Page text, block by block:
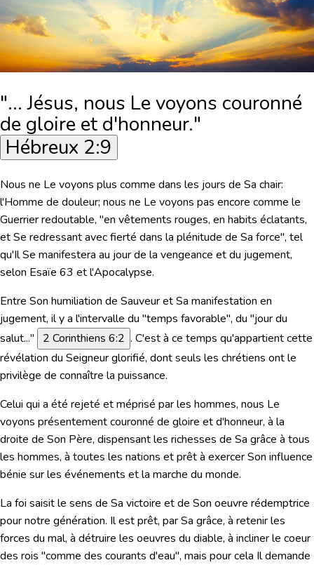
"... Jésus, nous Le voyons couronné
de gloire et d'honneur."
Hébreux 2:9
Nous ne Le voyons plus comme dans les jours de Sa chair:
l'Homme de douleur; nous ne Le voyons pas encore comme le
Guerrier redoutable, "en vêtements rouges, en habits éclatants,
et Se redressant avec fierté dans la plénitude de Sa force", tel
qu'Il Se manifestera au jour de la vengeance et du jugement,
selon Esaïe 63 et l'Apocalypse.
Entre Son humiliation de Sauveur et Sa manifestation en
jugement, il y a l'intervalle du "temps favorable", du "jour du
salut..."
2 Corinthiens 6:2 . C'est à ce temps qu'appartient cette
révélation du Seigneur glorifié, dont seuls les chrétiens ont le
privilège de connaître la puissance.
Celui qui a été rejeté et méprisé par les hommes, nous Le
voyons présentement couronné de gloire et d'honneur, à la
droite de Son Père, dispensant les richesses de Sa grâce à tous
les hommes, à toutes les nations et prêt à exercer Son influence
bénie sur les événements et la marche du monde.
La foi saisit le sens de Sa victoire et de Son oeuvre rédemptrice
pour notre génération. Il est prêt, par Sa grâce, à retenir les
forces du mal, à détruire les oeuvres du diable, à incliner le coeur
des rois "comme des courants d'eau", mais pour cela Il demande